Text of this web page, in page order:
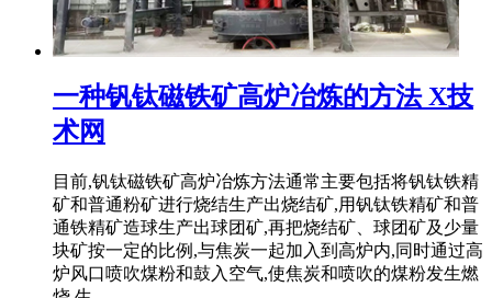
一种钒钛磁铁矿高炉冶炼的方法 X技
术网
目前,钒钛磁铁矿高炉冶炼方法通常主要包括将钒钛铁精
矿和普通粉矿进行烧结生产出烧结矿,用钒钛铁精矿和普
通铁精矿造球生产出球团矿,再把烧结矿、球团矿及少量
块矿按一定的比例,与焦炭一起加入到高炉内,同时通过高
炉风口喷吹煤粉和鼓入空气,使焦炭和喷吹的煤粉发生燃